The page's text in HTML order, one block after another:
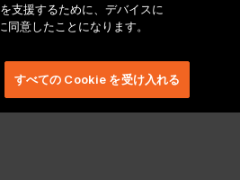
支援するために、デバイスに
意したことになります。
すべての Cookie を受け入れる